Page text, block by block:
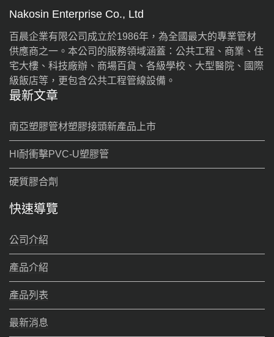
Nakosin Enterprise Co., Ltd
百晨企業有限公司成立於1986年，為全國最大的專業管材
供應商之一。本公司的服務領域涵蓋：公共工程、商業、住
宅大樓、科技廠辦、商場百貨、各級學校、大型醫院、國際
級飯店等，更包含公共工程管線設備。
最新文章
南亞塑膠管材塑膠接頭新產品上市
HI耐衝擊PVC-U塑膠管
硬質膠合劑
快速導覽
公司介紹
產品介紹
產品列表
最新消息